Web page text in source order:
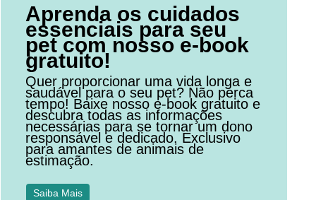
Aprenda os cuidados
essenciais para seu
pet com nosso e-book
gratuito!
Quer proporcionar uma vida longa e
saudável para o seu pet? Não perca
tempo! Baixe nosso e-book gratuito e
descubra todas as informações
necessárias para se tornar um dono
responsável e dedicado. Exclusivo
para amantes de animais de
estimação.
Saiba Mais